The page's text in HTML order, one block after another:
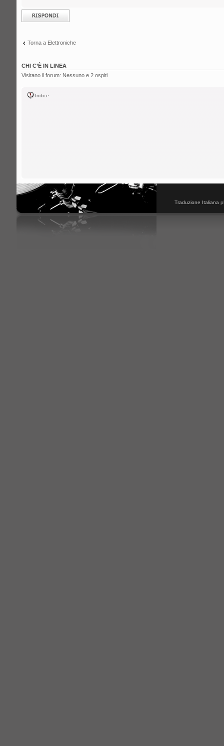
Rispondi al
messaggio
Torna a Elettroniche
CHI C’È IN LINEA
Visitano il forum: Nessuno e 2 ospiti
Indice
Traduzione Italiana